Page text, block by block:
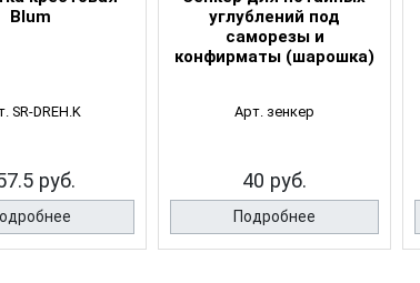
Blum
SR-DREH.K
руб.
углублений под
саморезы и
конфирматы (шарошка)
Арт. зенкер
40 руб.
Подробнее